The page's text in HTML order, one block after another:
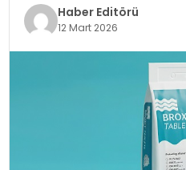
TEKNOLOJI
EĞITIM
Haber Editörü
12 Mart 2026